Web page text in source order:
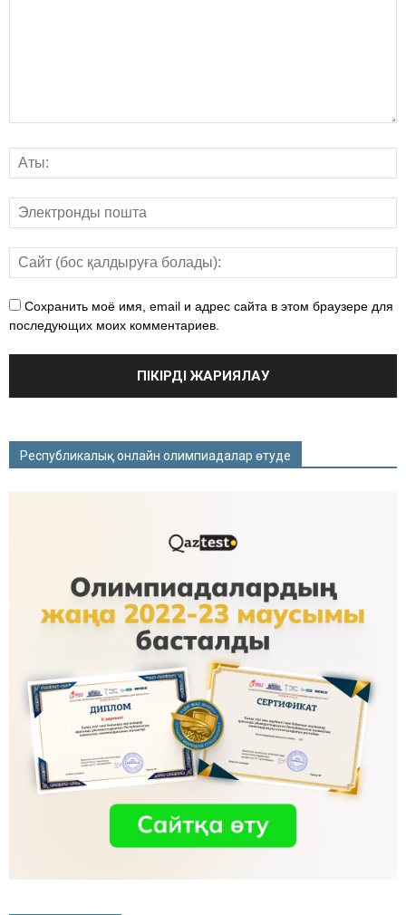
Сохранить моё имя, email и адрес сайта в этом браузере для
последующих моих комментариев.
Республикалық онлайн олимпиадалар өтуде